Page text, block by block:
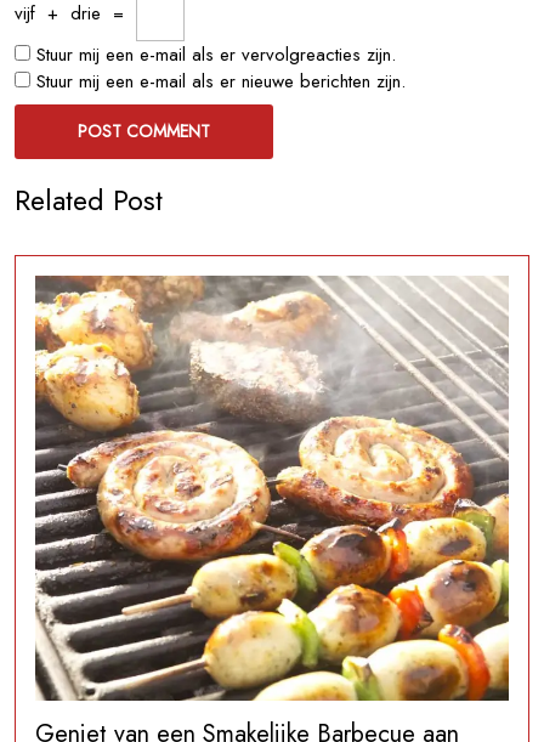
vijf + drie =
Stuur mij een e-mail als er vervolgreacties zijn.
Stuur mij een e-mail als er nieuwe berichten zijn.
Related Post
Geniet van een Smakelijke Barbecue aan